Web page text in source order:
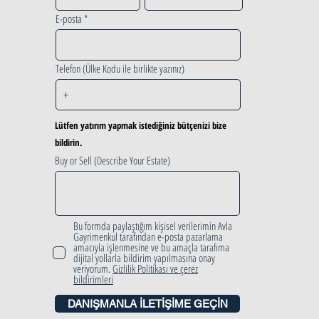
E-posta
Telefon (Ülke Kodu ile birlikte yazınız)
Lütfen yatırım yapmak istediğiniz bütçenizi bize
bildirin.
Buy or Sell (Describe Your Estate)
Bu formda paylaştığım kişisel verilerimin Avla
Gayrimenkul tarafından e-posta pazarlama
amacıyla işlenmesine ve bu amaçla tarafıma
dijital yollarla bildirim yapılmasına onay
veriyorum. Gizlilik Politikası ve çerez
bildirimleri
DANIŞMANLA İLETİŞİME GEÇİN